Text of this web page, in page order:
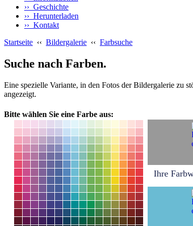
›› Geschichte
›› Herunterladen
›› Kontakt
Startseite ‹‹ Bildergalerie ‹‹ Farbsuche
Suche nach Farben.
Eine spezielle Variante, in den Fotos der Bildergalerie zu
angezeigt.
Bitte wählen Sie eine Farbe aus:
Ihre